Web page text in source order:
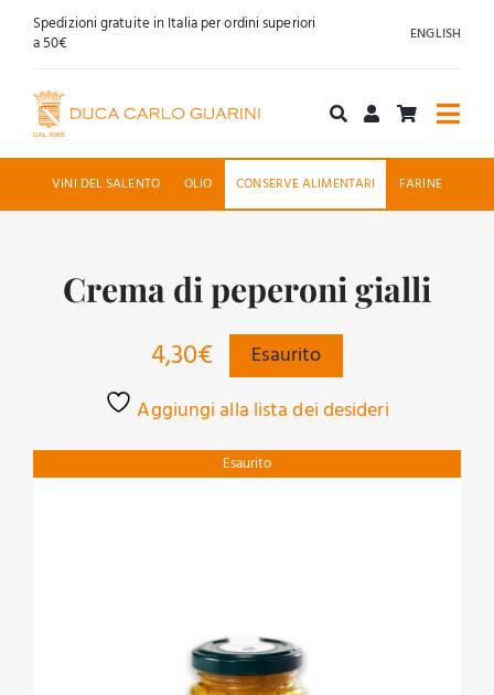
SaltaSpedizioni gratuite in Italia per ordini superiori
a 50€
ENGLISH
Acquista online
Accoglienza
VINI DEL SALENTO OLIO CONSERVE ALIMENTARI FARINE
Crema di peperoni gialli
4,30€
Esaurito
Aggiungi alla lista dei desideri
Esaurito